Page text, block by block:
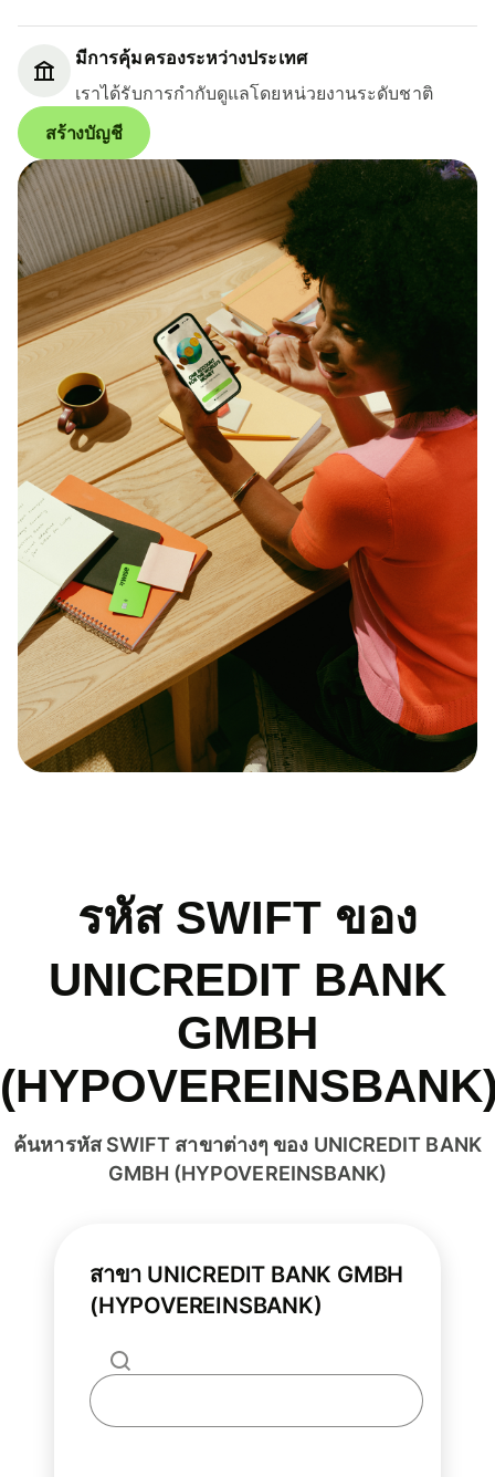
มีการคุ้มครองระหว่างประเทศ
เราได้รับการกำกับดูแลโดยหน่วยงานระดับชาติ
สร้างบัญชี
รหัส SWIFT ของ
UNICREDIT BANK
GMBH
ค้นหารหัส SWIFT สาขาต่างๆ ของ UNICREDIT BANK
GMBH (HYPOVEREINSBANK)
สาขา UNICREDIT BANK GMBH
(HYPOVEREINSBANK)